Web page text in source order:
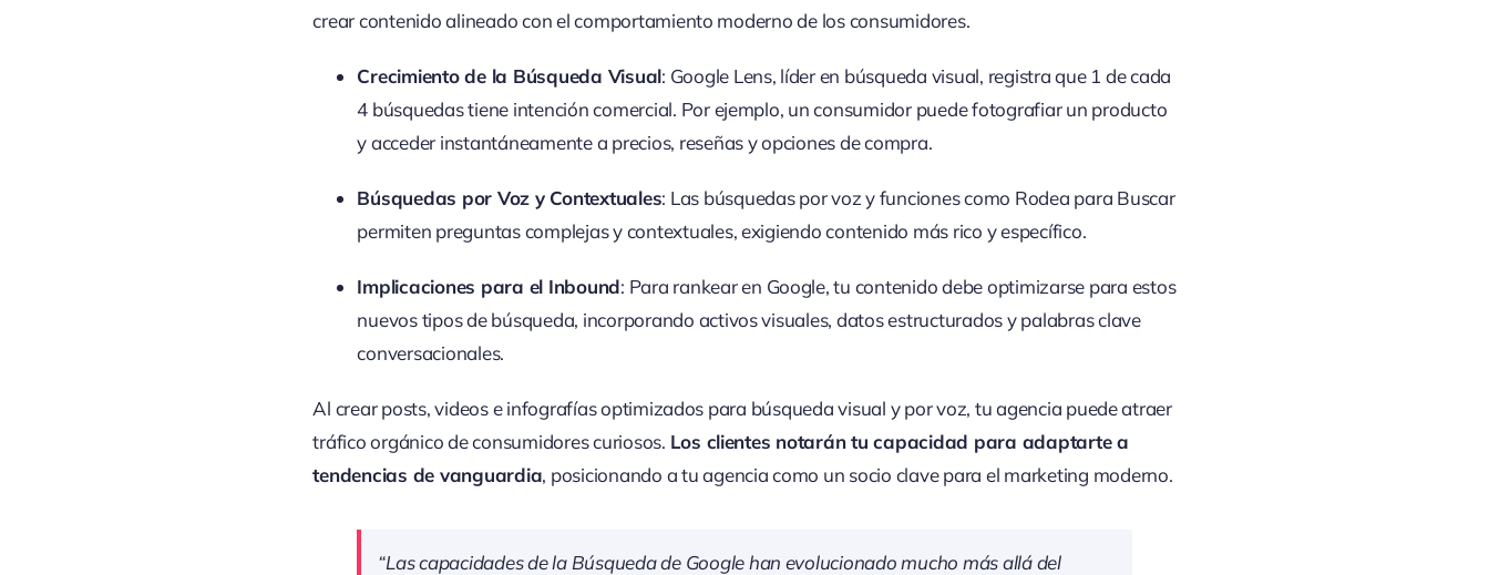
crear contenido alineado con el comportamiento moderno de los consumidores.
Crecimiento de la Búsqueda Visual: Google Lens, líder en búsqueda visual, registra que 1 de cada
4 búsquedas tiene intención comercial. Por ejemplo, un consumidor puede fotografiar un producto
y acceder instantáneamente a precios, reseñas y opciones de compra.
Búsquedas por Voz y Contextuales: Las búsquedas por voz y funciones como Rodea para Buscar
permiten preguntas complejas y contextuales, exigiendo contenido más rico y específico.
Implicaciones para el Inbound: Para rankear en Google, tu contenido debe optimizarse para estos
nuevos tipos de búsqueda, incorporando activos visuales, datos estructurados y palabras clave
conversacionales.
Al crear posts, videos e infografías optimizados para búsqueda visual y por voz, tu agencia puede atraer
tráfico orgánico de consumidores curiosos. Los clientes notarán tu capacidad para adaptarte a
tendencias de vanguardia, posicionando a tu agencia como un socio clave para el marketing moderno.
“Las capacidades de la Búsqueda de Google han evolucionado mucho más allá del